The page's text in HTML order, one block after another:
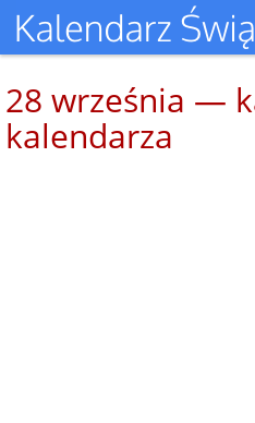
28 września —
kalendarza